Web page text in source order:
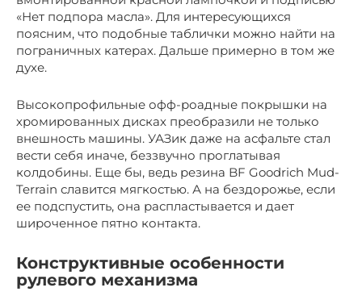
«Нет подпора масла». Для интересующихся
поясним, что подобные таблички можно найти на
пограничных катерах. Дальше примерно в том же
духе.
Высокопрофильные офф-роадные покрышки на
хромированных дисках преобразили не только
внешность машины. УАЗик даже на асфальте стал
вести себя иначе, беззвучно проглатывая
колдобины. Еще бы, ведь резина BF Goodrich Mud-
Terrain славится мягкостью. А на бездорожье, если
ее подспустить, она распластывается и дает
широченное пятно контакта.
Конструктивные особенности
рулевого механизма